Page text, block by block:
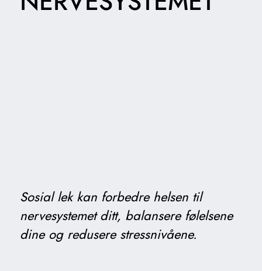
Sosial lek kan forbedre helsen til
nervesystemet ditt, balansere følelsene
dine og redusere stressnivåene.